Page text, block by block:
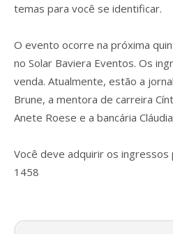
temas para você se identificar.
O evento ocorre na próxima
no Solar Baviera Eventos. Os
venda. Atualmente, estão a
Brune, a mentora de carreira
Anete Roese e a bancária
Você deve adquirir os
1458